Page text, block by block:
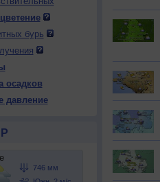
ср 13 чт
Ночь
70
+12
14 пт
750
+25
36
бурь
осадков
давление